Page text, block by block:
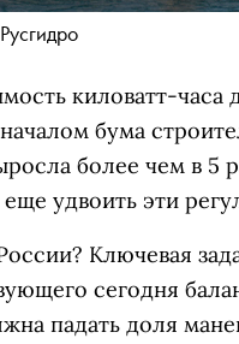
киловатт-часа
бума
более чем в 5
удвоить эти
Ключевая
сегодня
падать доля